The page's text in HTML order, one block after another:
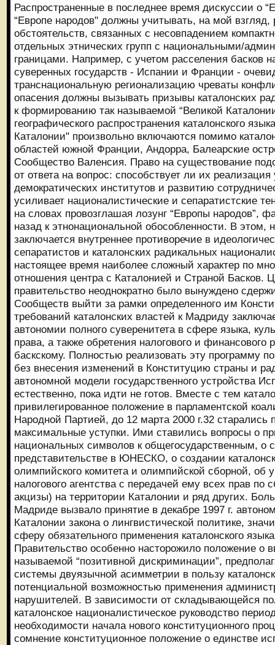
Распространенные в последнее время дискуссии о
“Европе народов" должны учитывать, на мой взгляд,
обстоятельств, связанных с несовпадением
отдельных этнических групп с национальными/
границами. Например, с учетом расселения басков
суверенных государств - Испании и Франции -
транснациональную регионализацию чреваты
опасения должны вызывать призывы каталонских
к формированию так называемой “Великой
географического распространения каталонского
Каталонии" произвольно включаются помимо
областей южной Франции, Андорра, Балеарские
Сообщество Валенсия. Право на существование
от ответа на вопрос: способствует ли их
демократических институтов и развитию
усиливает националистические и сепаратистские
на словах провозглашая лозунг “Европы народов”,
назад к этнонациональной обособленности. В этом,
заключается внутреннее противоречие в
сепаратистов и каталонских радикальных
настоящее время наиболее сложный характер по
отношения центра с Каталонией и Страной Басков.
правительство неоднократно было вынуждено
Сообществ выйти за рамки определенного им
требований каталонских властей к Мадриду
автономии полного суверенитета в сфере языка,
права, а также обретения налогового и финансового
баскскому. Полностью реализовать эту программу
без внесения изменений в Конституцию страны и
автономной модели государственного устройства
естественно, пока идти не готов. Вместе с тем
привилегированное положение в парламентской
Народной Партией, до 12 марта 2000 г.32 старались
максимальные уступки. Ими ставились вопросы о
национальных символов к общегосударственным, о
представительстве в ЮНЕСКО, о создании
олимпийского комитета и олимпийской сборной, об
налогового агентства с передачей ему всех прав по
акцизы) на территории Каталонии и ряд других.
Мадриде вызвало принятие в декабре 1997 г.
Каталонии закона о лингвистической политике,
сферу обязательного применения каталонского
Правительство особенно насторожило положение о
называемой “позитивной дискриминации”,
системы двуязычной асимметрии в пользу
потенциальной возможностью применения
нарушителей. В зависимости от складывающейся
каталонское националистическое руководство
необходимости начала нового конституционного
сомнение конституционное положение о единстве